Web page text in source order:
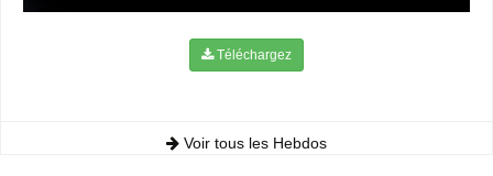
Téléchargez
Voir tous les Hebdos